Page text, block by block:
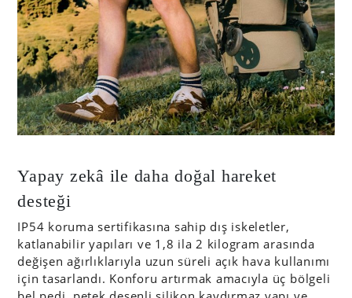
Yapay zekâ ile daha doğal hareket
desteği
IP54 koruma sertifikasına sahip dış iskeletler,
katlanabilir yapıları ve 1,8 ila 2 kilogram arasında
değişen ağırlıklarıyla uzun süreli açık hava kullanımı
için tasarlandı. Konforu artırmak amacıyla üç bölgeli